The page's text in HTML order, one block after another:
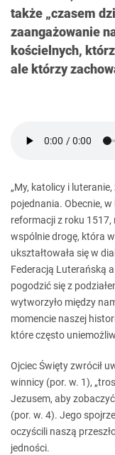
także „czasem
zaangażowanie
kościelnych,
ale którzy
„My, katolicy i
pojednania. Obecnie,
reformacji z roku
wspólnie drogę, która
ukształtowała się w
Federacją Luterańską
pogodzić się z
wytworzyło między
momencie naszej
które często
Ojciec Święty zwrócił
winnicy (por. w. 1),
Jezusem, aby
(por. w. 4). Jego
oczyścili naszą
jedności.